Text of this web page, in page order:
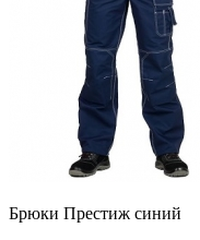
Брюки Престиж синий